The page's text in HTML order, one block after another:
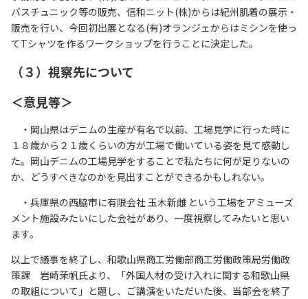
バスチュニック等の販売、信和ニット(株)からは紀州肌着の展示・
販売を行い、今回初出展となる(有)オランジェからはミシンを使っ
てTシャツを作るワークショップを行うことに決定した。
（３）視察先について
＜意見等＞
・岡山県はデニムの生産が有名で以前、工場見学に行った時に
１８歳から２１歳くらいの方が工場で働いている姿を見て感動し
た。岡山デニムの工場見学をすることで私たちに何が足りないの
か、どうすべきなのかを見出すことができるかもしれない。
・兵庫県の西脇市に有限会社 玉木新雌 という工場をアミューズ
メント施設みたいにした会社があり、一度視察してみたいと思い
ます。
以上で議事を終了し、和歌山県商工労働部商工労働政策局労働政
策課 岩崎茉帆氏より、「外国人材の受け入れに関する和歌山県
の取組について」と題し、ご講演をいただいた後、当部会を終了